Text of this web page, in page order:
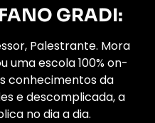
GRADI:
Palestrante. Mora
uma escola 100% on-
conhecimentos da
e descomplicada, a
no dia a dia.